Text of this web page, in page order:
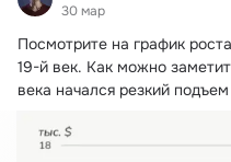
30 мар
Посмотрите на график
19-й век. Как можно
века начался резкий